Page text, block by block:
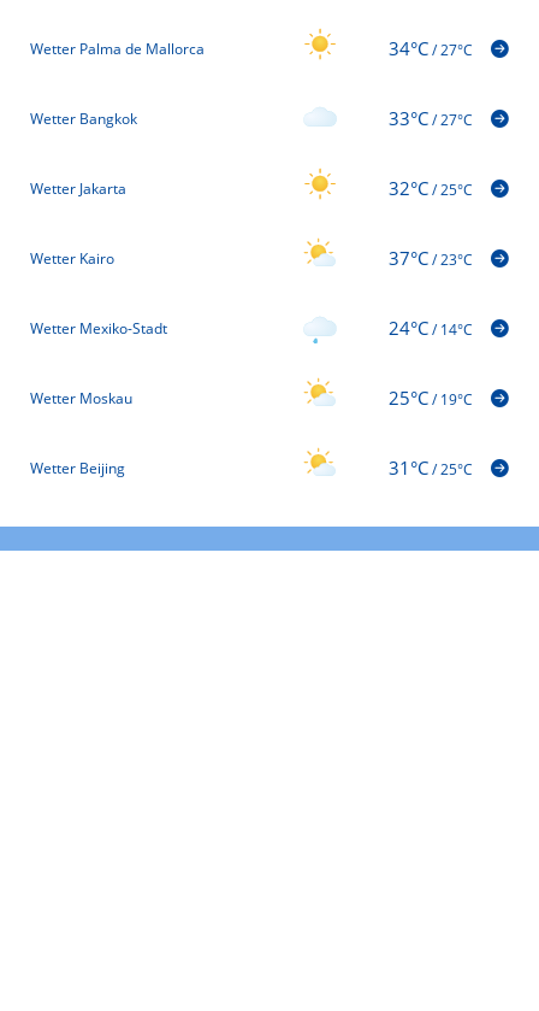
Wetter Palma de Mallorca 34°C/27°C
Wetter Bangkok 33°C/27°C
Wetter Jakarta 32°C/25°C
Wetter Kairo 37°C/23°C
Wetter Mexiko-Stadt 24°C/14°C
Wetter Moskau 25°C/19°C
Wetter Beijing 31°C/25°C